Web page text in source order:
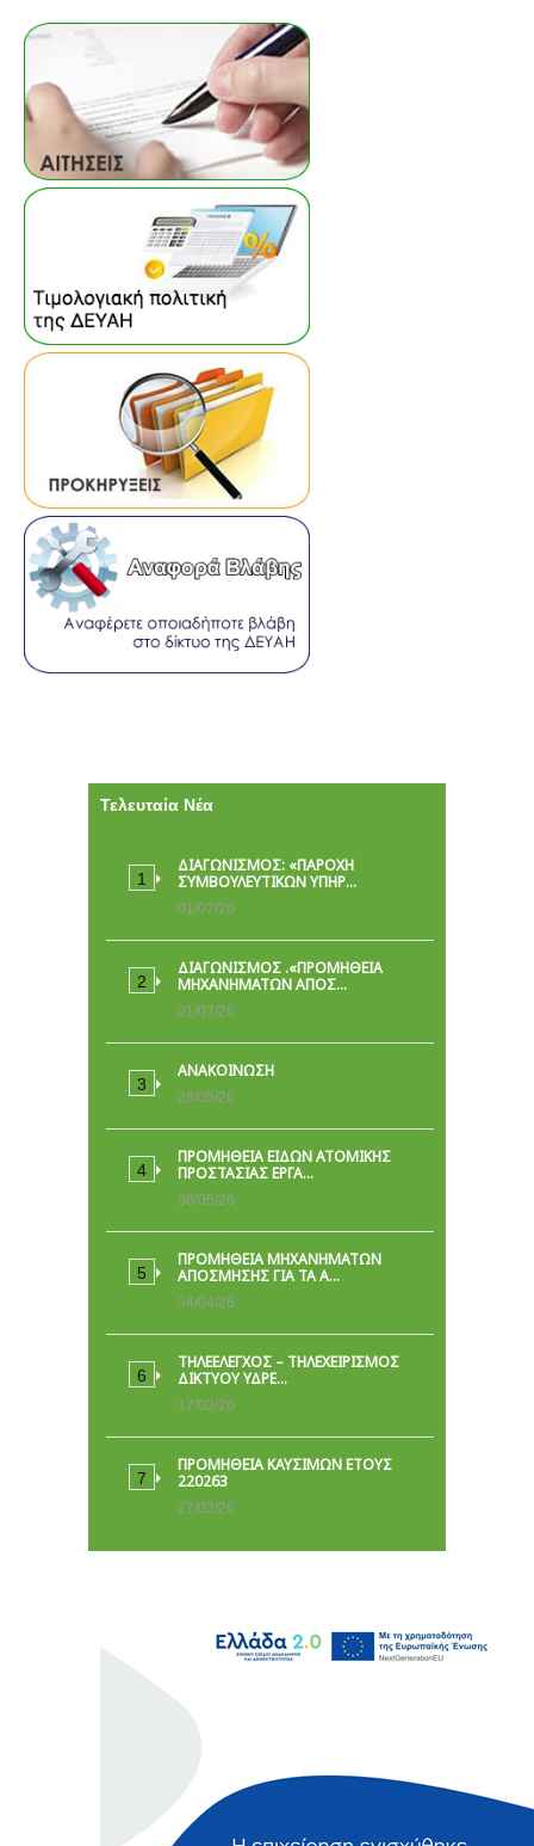
Τελευταία Νέα
ΔΙΑΓΩΝΙΣΜΟΣ: «ΠΑΡΟΧΉ
ΣΥΜΒΟΥΛΕΥΤΙΚΏΝ ΥΠΗΡ…
01/07/26
ΔΙΑΓΩΝΙΣΜΟΣ .«ΠΡΟΜΗΘΕΙΑ
ΜΗΧΑΝΗΜΑΤΩΝ ΑΠΟΣ…
01/07/26
ΑΝΑΚΟΙΝΩΣΗ
28/05/26
ΠΡΟΜΉΘΕΙΑ ΕΙΔΏΝ ΑΤΟΜΙΚΉΣ
ΠΡΟΣΤΑΣΊΑΣ ΕΡΓΑ…
08/05/26
ΠΡΟΜΗΘΕΙΑ ΜΗΧΑΝΗΜΑΤΩΝ
ΑΠΟΣΜΗΣΗΣ ΓΙΑ ΤΑ Α…
04/04/26
ΤΗΛΕΕΛΕΓΧΟΣ – ΤΗΛΕΧΕΙΡΙΣΜΟΣ
ΔΙΚΤΥΟΥ ΥΔΡΕ…
17/03/26
ΠΡΟΜΗΘΕΙΑ ΚΑΥΣΙΜΩΝ ΕΤΟΥΣ
220263
27/02/26